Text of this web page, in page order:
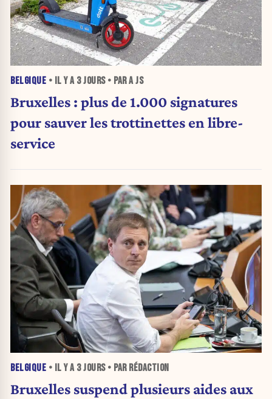
BELGIQUE • IL Y A 3 JOURS• PAR A JS
Bruxelles : plus de 1.000 signatures
pour sauver les trottinettes en libre-
service
BELGIQUE • IL Y A 3 JOURS• PAR RÉDACTION
Bruxelles suspend plusieurs aides aux